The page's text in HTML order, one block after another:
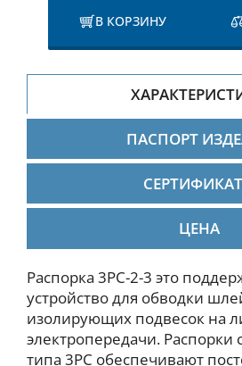
В КОРЗИНУ
ПАСПОРТ
ЦЕНА
Распорка 3РС-2-3 это
устройство для обводки
изолирующих подвесок на
электропередачи.
типа 3РС обеспечивают